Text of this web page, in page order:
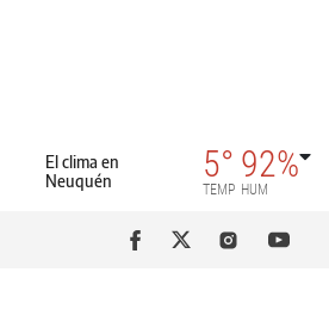
El clima en
Neuquén
5°
TEMP
92%
HUM